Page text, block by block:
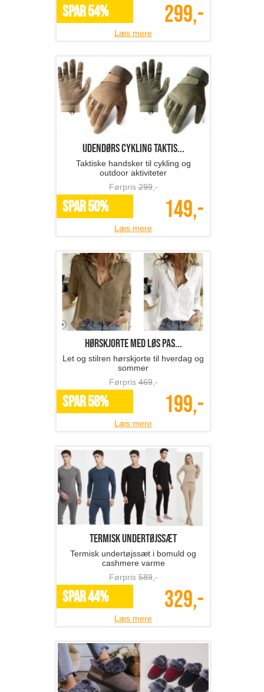
SPAR 54% 299,-
Læs mere
Udendørs cykling taktis...
Taktiske handsker til cykling og
outdoor aktiviteter
Førpris299,-
SPAR 50% 149,-
Læs mere
hørskjorte med løs pas...
Let og stilren hørskjorte til hverdag og
sommer
Førpris469,-
SPAR 58% 199,-
Læs mere
termisk undertøjssæt
Termisk undertøjssæt i bomuld og
cashmere varme
Førpris589,-
SPAR 44% 329,-
Læs mere